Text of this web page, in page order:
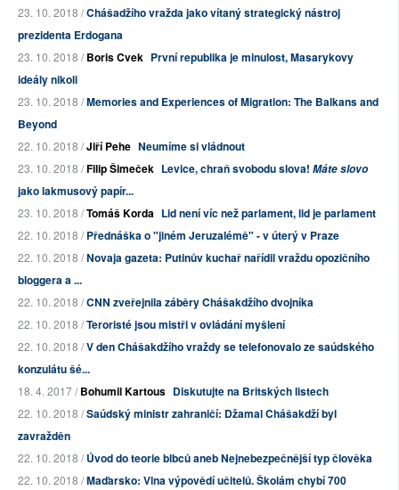
23. 10. 2018 /Chášadžího vražda jako vítaný strategický nástroj
prezidenta Erdogana
23. 10. 2018 /Boris Cvek První republika je minulost, Masarykovy
ideály nikoli
23. 10. 2018 /Memories and Experiences of Migration: The Balkans and
Beyond
22. 10. 2018 /Jiří Pehe Neumíme si vládnout
23. 10. 2018 /Filip Šimeček Levice, chraň svobodu slova! Máte slovo
jako lakmusový papír...
23. 10. 2018 /Tomáš Korda Lid není víc než parlament, lid je parlament
22. 10. 2018 /Přednáška o "jiném Jeruzalémě" - v úterý v Praze
22. 10. 2018 /Novaja gazeta: Putinův kuchař nařídil vraždu opozičního
bloggera a ...
22. 10. 2018 /CNN zveřejnila záběry Chášakdžího dvojníka
22. 10. 2018 /Teroristé jsou mistři v ovládání myšlení
22. 10. 2018 /V den Chášakdžího vraždy se telefonovalo ze saúdského
konzulátu šé...
18. 4. 2017 /Bohumil Kartous Diskutujte na Britských listech
22. 10. 2018 /Saúdský ministr zahraničí: Džamal Chášakdží byl
zavražděn
22. 10. 2018 /Úvod do teorie blbců aneb Nejnebezpečnější typ člověka
22. 10. 2018 /Maďarsko: Vlna výpovědí učitelů. Školám chybí 700